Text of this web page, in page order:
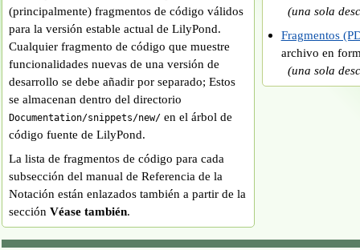
(principalmente) fragmentos de código válidos
para la versión estable actual de LilyPond.
Cualquier fragmento de código que muestre
funcionalidades nuevas de una versión de
desarrollo se debe añadir por separado; Estos
se almacenan dentro del directorio
Documentation/snippets/new/en el árbol de
código fuente de LilyPond.
La lista de fragmentos de código para cada
subsección del manual de Referencia de la
Notación están enlazados también a partir de la
sección Véase también.
(una sola
Fragmentos
archivo en
(una sola